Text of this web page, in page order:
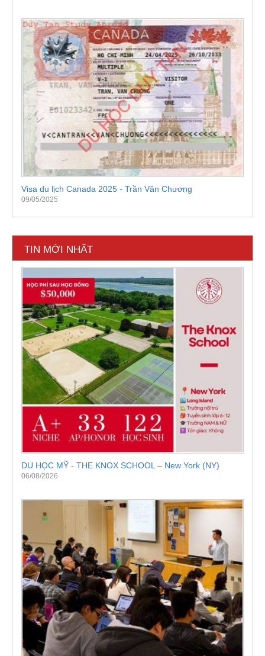
Visa du lịch Canada 2025 - Trần Văn Chương
09/05/2025
TIN MỚI NHẤT
DU HỌC MỸ - THE KNOX SCHOOL – New York (NY)
06/08/2026